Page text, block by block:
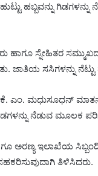
ಹಬ್ಬವನ್ನು
ಹಾಗೂ ಸ್ನೇಹಿತರ
ಜಾತಿಯ ಸಸಿಗಳನ್ನು
ಮಧುಸೂಧನ್
ನೆಡುವ ಮೂಲಕ
ಅರಣ್ಯ ಇಲಾಖೆಯ
ತಿಳಿಸಿದರು.